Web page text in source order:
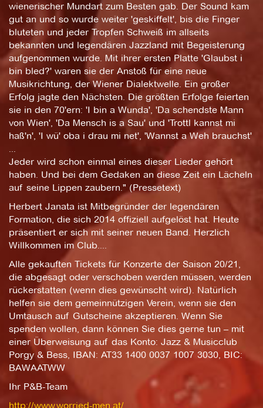
wienerischer Mundart zum Besten gab. Der Sound kam
gut an und so wurde weiter 'geskiffelt', bis die Finger
bluteten und jeder Tropfen Schweiß im allseits
bekannten und legendären Jazzland mit Begeisterung
aufgenommen wurde. Mit ihrer ersten Platte 'Glaubst i
bin bled?' waren sie der Anstoß für eine neue
Musikrichtung, der Wiener Dialektwelle. Ein großer
Erfolg jagte den Nächsten. Die größten Erfolge feierten
sie in den 70'ern: 'I bin a Wunda', 'Da schendste Mann
von Wien', 'Da Mensch is a Sau' und 'Trottl kannst mi
haß'n', 'I wü' oba i drau mi net', 'Wannst a Weh brauchst'
...
Jeder wird schon einmal eines dieser Lieder gehört
haben. Und bei dem Gedaken an diese Zeit ein Lächeln
auf seine Lippen zaubern." (Pressetext)
Herbert Janata ist Mitbegründer der legendären
Formation, die sich 2014 offiziell aufgelöst hat. Heute
präsentiert er sich mit seiner neuen Band. Herzlich
Willkommen im Club....
Alle gekauften Tickets für Konzerte der Saison 20/21,
die abgesagt oder verschoben werden müssen, werden
rückerstatten (wenn dies gewünscht wird). Natürlich
helfen sie dem gemeinnützigen Verein, wenn sie den
Umtausch auf Gutscheine akzeptieren. Wenn Sie
spenden wollen, dann können Sie dies gerne tun – mit
einer Überweisung auf das Konto: Jazz & Musicclub
Porgy & Bess, IBAN: AT33 1400 0037 1007 3030, BIC:
BAWAATWW
Ihr P&B-Team
http://www.worried-men.at/